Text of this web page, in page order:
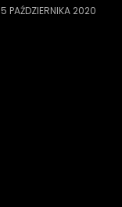
PAŹDZIERNIKA 2020